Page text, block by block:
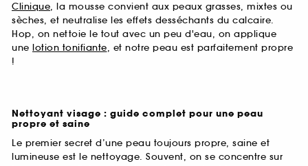
Clinique, la mousse convient aux peaux grasses, mixtes ou
sèches, et neutralise les effets desséchants du calcaire.
Hop, on nettoie le tout avec un peu d'eau, on applique
une lotion tonifiante, et notre peau est parfaitement propre
!
Nettoyant visage : guide complet pour une peau
propre et saine
Le premier secret d’une peau toujours propre, saine et
lumineuse est le nettoyage. Souvent, on se concentre sur